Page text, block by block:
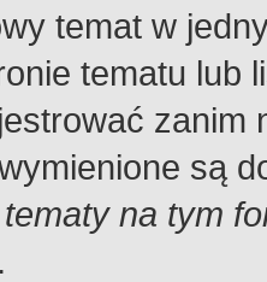
temat w
tematu lub
są
tematy na tym